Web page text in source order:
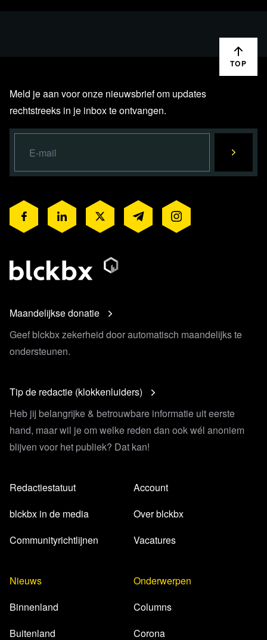
Lees verder
TOP
Meld je aan voor onze nieuwsbrief om updates
rechtstreeks in je inbox te ontvangen.
Maandelijkse donatie
Geef blckbx zekerheid door automatisch maandelijks te
ondersteunen.
Tip de redactie (klokkenluiders)
Heb jij belangrijke & betrouwbare informatie uit eerste
hand, maar wil je om welke reden dan ook wél anoniem
blijven voor het publiek? Dat kan!
Redactiestatuut
blckbx in de media
Communityrichtlijnen
Account
Over blckbx
Vacatures
Nieuws
Binnenland
Buitenland
Onderwerpen
Columns
Corona